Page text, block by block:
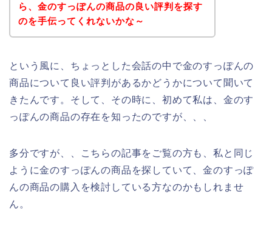
ら、金のすっぽんの商品の良い評判を探す
のを手伝ってくれないかな～
という風に、ちょっとした会話の中で金のすっぽんの
商品について良い評判があるかどうかについて聞いて
きたんです。そして、その時に、初めて私は、金のす
っぽんの商品の存在を知ったのですが、、、
多分ですが、、こちらの記事をご覧の方も、私と同じ
ように金のすっぽんの商品を探していて、金のすっぽ
んの商品の購入を検討している方なのかもしれませ
ん。